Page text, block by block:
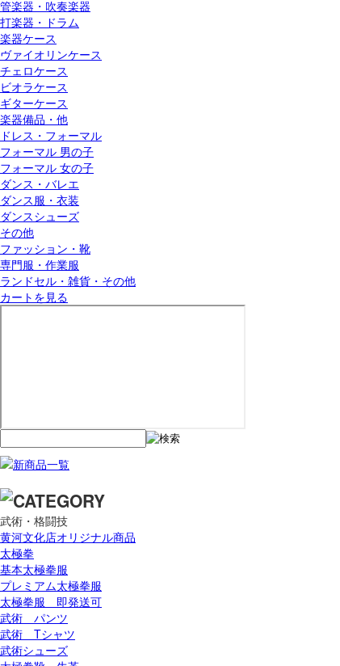
管楽器・吹奏楽器
打楽器・ドラム
楽器ケース
ヴァイオリンケース
チェロケース
ビオラケース
ギターケース
楽器備品・他
ドレス・フォーマル
フォーマル 男の子
フォーマル 女の子
ダンス・バレエ
ダンス服・衣装
ダンスシューズ
その他
ファッション・靴
専門服・作業服
ランドセル・雑貨・その他
カートを見る
武術・格闘技
黄河文化店オリジナル商品
太極拳
基本太極拳服
プレミアム太極拳服
太極拳服 即発送可
武術 パンツ
武術 Tシャツ
武術シューズ